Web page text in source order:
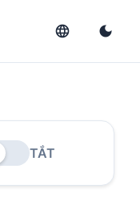
language dark_mode
TẮT